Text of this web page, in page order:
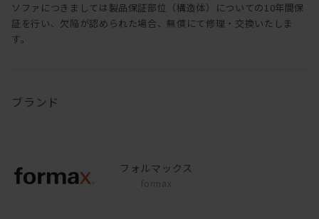
ソファにつきましては製品保証部位（構造体）についての10年間保
証を行い、欠陥が認められた場合、無償にて修理・交換いたしま
す。
ブランド
フォルマックス
formax